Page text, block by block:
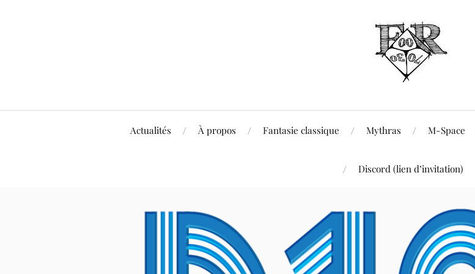
Actualités À propos Fantasie classique Mythras M-Space
Discord (lien d’invitation)